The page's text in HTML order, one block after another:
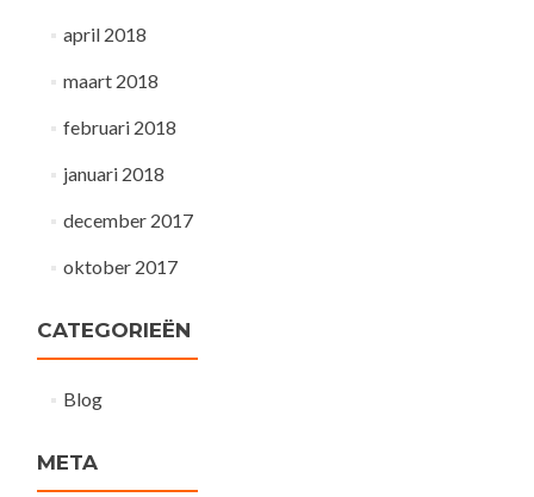
april 2018
maart 2018
februari 2018
januari 2018
december 2017
oktober 2017
CATEGORIEËN
Blog
META